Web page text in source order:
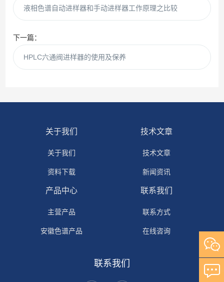
液相色谱自动进样器和手动进样器工作原理之比较
下一篇：
HPLC六通阀进样器的使用及保养
关于我们
关于我们
资料下载
技术文章
技术文章
新闻资讯
产品中心
主营产品
安徽色谱产品
联系我们
联系方式
在线咨询
联系我们